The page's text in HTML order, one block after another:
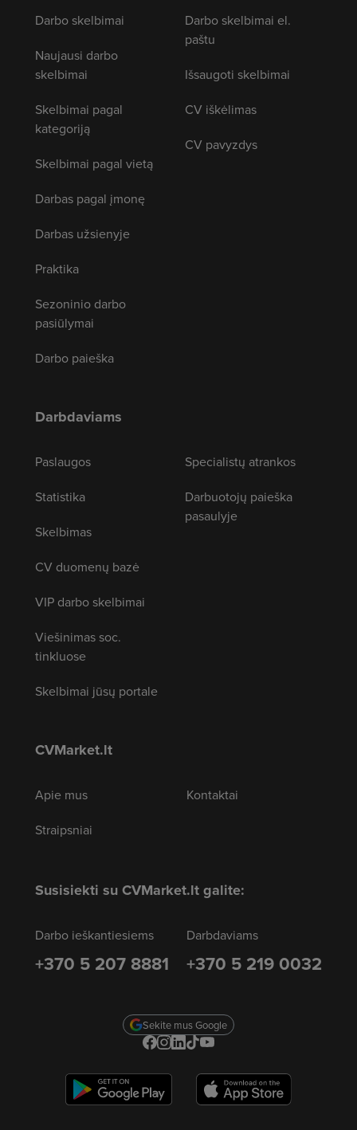
Darbo skelbimai
Naujausi darbo
skelbimai
Skelbimai pagal
kategoriją
Skelbimai pagal vietą
Darbas pagal įmonę
Darbas užsienyje
Praktika
Sezoninio darbo
pasiūlymai
Darbo paieška
Darbo skelbimai el.
paštu
Išsaugoti skelbimai
CV iškėlimas
CV pavyzdys
Darbdaviams
Paslaugos
Statistika
Skelbimas
CV duomenų bazė
VIP darbo skelbimai
Viešinimas soc.
tinkluose
Skelbimai jūsų portale
Specialistų atrankos
Darbuotojų paieška
pasaulyje
CVMarket.lt
Apie mus
Straipsniai
Kontaktai
Susisiekti su CVMarket.lt galite:
Darbo ieškantiesiems
+370 5 207 8881
Darbdaviams
+370 5 219 0032
Sekite mus Google